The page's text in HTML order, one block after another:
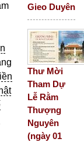
Gieo Duyên
Thư Mời
Tham Dự
Lễ Rằm
Thượng
Nguyên
(ngày 01